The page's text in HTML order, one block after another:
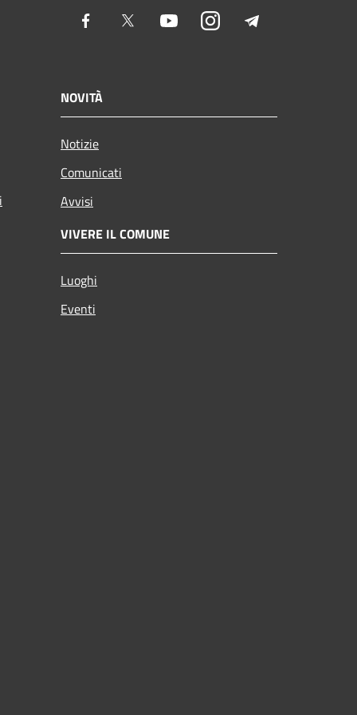
Facebook Twitter YoutubeInstagram
NOVITÀ
Notizie
Comunicati
Avvisi
VIVERE IL COMUNE
Luoghi
Eventi